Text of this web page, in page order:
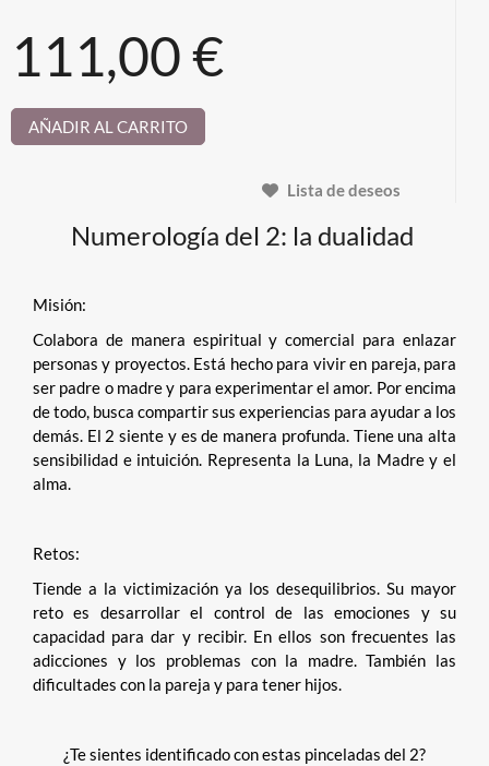
111,00 €
AÑADIR AL CARRITO
Lista de deseos
Numerología del 2: la dualidad
Misión:
Colabora de manera espiritual y comercial para enlazar
personas y proyectos. Está hecho para vivir en pareja, para
ser padre o madre y para experimentar el amor. Por encima
de todo, busca compartir sus experiencias para ayudar a los
demás. El 2 siente y es de manera profunda. Tiene una alta
sensibilidad e intuición. Representa la Luna, la Madre y el
alma.
Retos:
Tiende a la victimización ya los desequilibrios. Su mayor
reto es desarrollar el control de las emociones y su
capacidad para dar y recibir. En ellos son frecuentes las
adicciones y los problemas con la madre. También las
dificultades con la pareja y para tener hijos.
¿Te sientes identificado con estas pinceladas del 2?